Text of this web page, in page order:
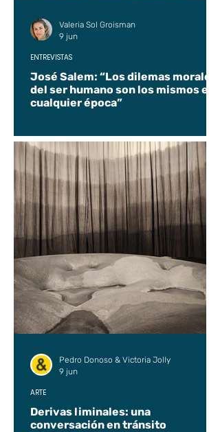
José Salem: “Los dilemas morales
del ser humano son los mismos en
cualquier época”
ENTREVISTAS
Valeria Sol Groisman
9 jun
Derivas liminales: una
conversación en tránsito
ARTE
Pedro Donoso & Victoria Jolly
9 jun